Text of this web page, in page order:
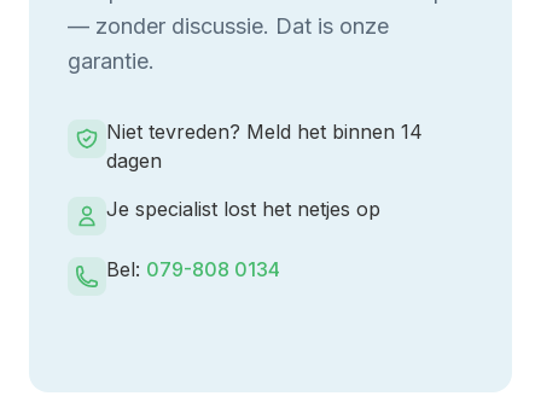
— zonder discussie. Dat is onze
garantie.
Niet tevreden? Meld het binnen 14
dagen
Je specialist lost het netjes op
Bel: 079-808 0134